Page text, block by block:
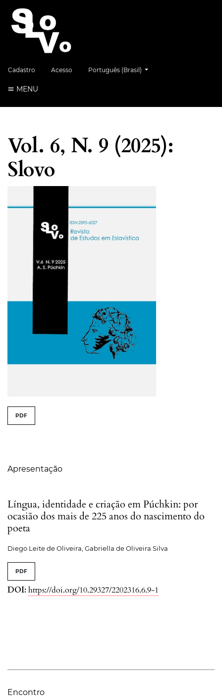
Cadastro Acesso Português (Brasil)
MENU
Vol. 6, N. 9 (2025):
Slovo
##issue.tableOfContents##
PDF
Apresentação
Língua, identidade e criação em Púchkin: por
ocasião dos mais de 225 anos do nascimento do
poeta
Diego Leite de Oliveira, Gabriella de Oliveira Silva
PDF
DOI: https://doi.org/10.29327/2202316.6.9-1
Encontro